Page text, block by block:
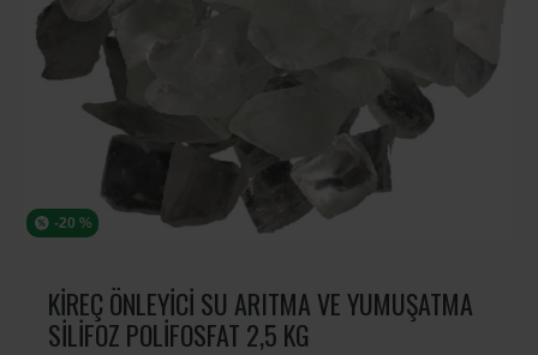
-20 %
KIREÇ ÖNLEYICI SU ARITMA VE YUMUŞATMA
SILIFOZ POLIFOSFAT 2,5 KG